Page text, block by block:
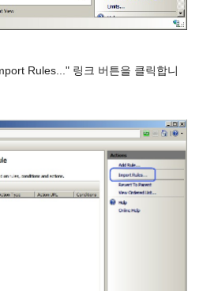
Rules..." 링크 버튼을 클릭합니